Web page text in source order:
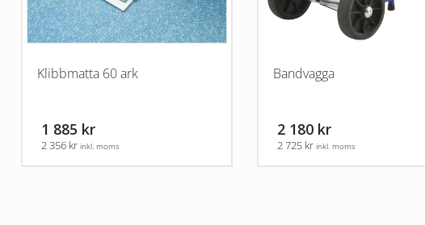
Klibbmatta 60 ark
1 885 kr
2 356 kr inkl. moms
Bandvagga
2 180 kr
2 725 kr inkl. moms